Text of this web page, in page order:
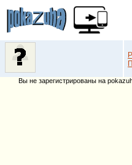
Вы не зарегистрированы на